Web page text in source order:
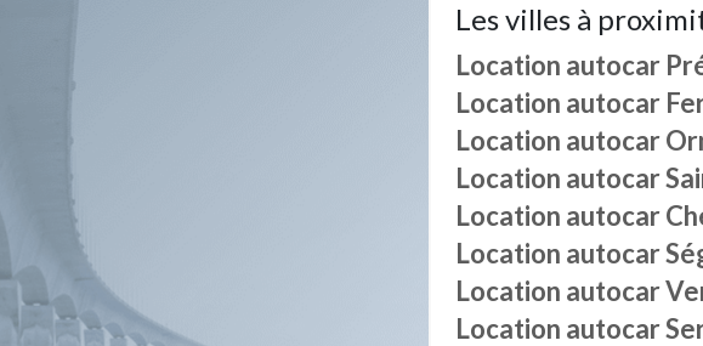
Les villes à
Location autocar
Location autocar
Location autocar
Location autocar
Location autocar
Location autocar
Location autocar
Location autocar